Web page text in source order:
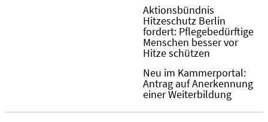
Aktionsbündnis
Hitzeschutz Berlin
fordert: Pflegebedürftige
Menschen besser vor
Hitze schützen
Neu im Kammerportal:
Antrag auf Anerkennung
einer Weiterbildung